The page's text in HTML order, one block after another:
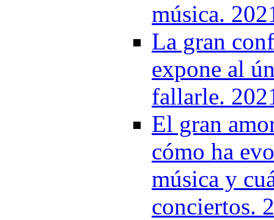
música.
La gran
expone al
fallarle.
El gran
cómo ha
música y
conciertos.